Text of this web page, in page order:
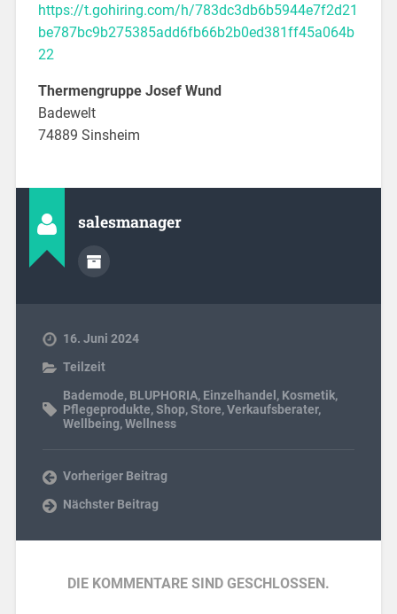
https://t.gohiring.com/h/783dc3db6b5944e7f2d21
be787bc9b275385add6fb66b2b0ed381ff45a064b
22
Thermengruppe Josef Wund
Badewelt
74889 Sinsheim
salesmanager
16. Juni 2024
Teilzeit
Bademode, BLUPHORIA, Einzelhandel, Kosmetik,
Pflegeprodukte,Shop,Store,Verkaufsberater,
Wellbeing,Wellness
Vorheriger Beitrag
Nächster Beitrag
DIE KOMMENTARE SIND GESCHLOSSEN.